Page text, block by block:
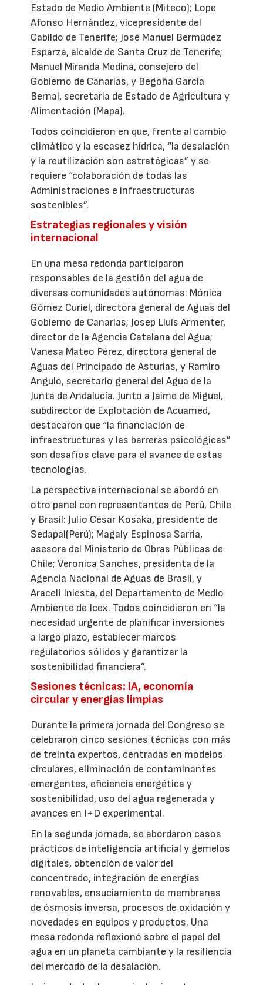
Estado de Medio Ambiente (Miteco); Lope
Afonso Hernández, vicepresidente del
Cabildo de Tenerife; José Manuel Bermúdez
Esparza, alcalde de Santa Cruz de Tenerife;
Manuel Miranda Medina, consejero del
Gobierno de Canarias, y Begoña García
Bernal, secretaria de Estado de Agricultura y
Alimentación (Mapa).
Todos coincidieron en que, frente al cambio
climático y la escasez hídrica, “la desalación
y la reutilización son estratégicas” y se
requiere “colaboración de todas las
Administraciones e infraestructuras
sostenibles”.
Estrategias regionales y visión
internacional
En una mesa redonda participaron
responsables de la gestión del agua de
diversas comunidades autónomas: Mónica
Gómez Curiel, directora general de Aguas del
Gobierno de Canarias; Josep Lluís Armenter,
director de la Agencia Catalana del Agua;
Vanesa Mateo Pérez, directora general de
Aguas del Principado de Asturias, y Ramiro
Angulo, secretario general del Agua de la
Junta de Andalucía. Junto a Jaime de Miguel,
subdirector de Explotación de Acuamed,
destacaron que “la financiación de
infraestructuras y las barreras psicológicas”
son desafíos clave para el avance de estas
tecnologías.
La perspectiva internacional se abordó en
otro panel con representantes de Perú, Chile
y Brasil: Julio César Kosaka, presidente de
Sedapal(Perú); Magaly Espinosa Sarria,
asesora del Ministerio de Obras Públicas de
Chile; Veronica Sanches, presidenta de la
Agencia Nacional de Aguas de Brasil, y
Araceli Iniesta, del Departamento de Medio
Ambiente de Icex. Todos coincidieron en “la
necesidad urgente de planificar inversiones
a largo plazo, establecer marcos
regulatorios sólidos y garantizar la
sostenibilidad financiera”.
Sesiones técnicas: IA, economía
circular y energías limpias
Durante la primera jornada del Congreso se
celebraron cinco sesiones técnicas con más
de treinta expertos, centradas en modelos
circulares, eliminación de contaminantes
emergentes, eficiencia energética y
sostenibilidad, uso del agua regenerada y
avances en I+D experimental.
En la segunda jornada, se abordaron casos
prácticos de inteligencia artificial y gemelos
digitales, obtención de valor del
concentrado, integración de energías
renovables, ensuciamiento de membranas
de ósmosis inversa, procesos de oxidación y
novedades en equipos y productos. Una
mesa redonda reflexionó sobre el papel del
agua en un planeta cambiante y la resiliencia
del mercado de la desalación.